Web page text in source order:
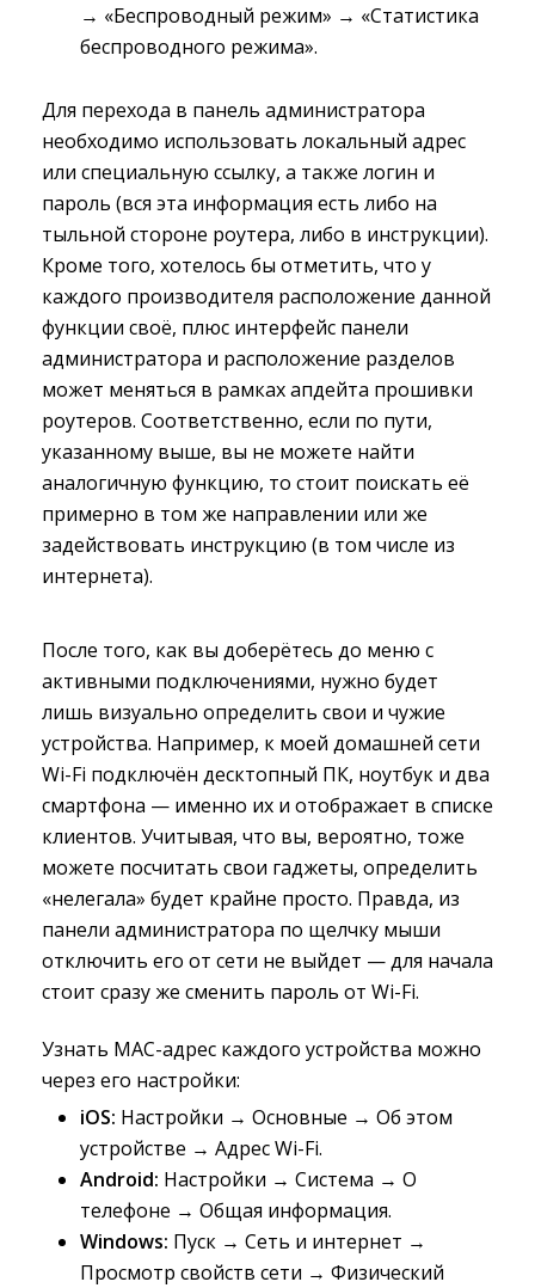
→ «Беспроводный режим» → «Статистика
беспроводного режима».
Для перехода в панель администратора
необходимо использовать локальный адрес
или специальную ссылку, а также логин и
пароль (вся эта информация есть либо на
тыльной стороне роутера, либо в инструкции).
Кроме того, хотелось бы отметить, что у
каждого производителя расположение данной
функции своё, плюс интерфейс панели
администратора и расположение разделов
может меняться в рамках апдейта прошивки
роутеров. Соответственно, если по пути,
указанному выше, вы не можете найти
аналогичную функцию, то стоит поискать её
примерно в том же направлении или же
задействовать инструкцию (в том числе из
интернета).
‌После того, как вы доберётесь до меню с
активными подключениями, нужно будет
лишь визуально определить свои и чужие
устройства. Например, к моей домашней сети
Wi-Fi подключён десктопный ПК, ноутбук и два
смартфона — именно их и отображает в списке
клиентов. Учитывая, что вы, вероятно, тоже
можете посчитать свои гаджеты, определить
«нелегала» будет крайне просто. Правда, из
панели администратора по щелчку мыши
отключить его от сети не выйдет — для начала
стоит сразу же сменить пароль от Wi-Fi.
Узнать MAC-адрес каждого устройства можно
через его настройки:
iOS: Настройки → Основные → Об этом
устройстве → Адрес Wi-Fi.
Android: Настройки → Система → О
телефоне → Общая информация.
Windows: Пуск → Сеть и интернет →
Просмотр свойств сети → Физический